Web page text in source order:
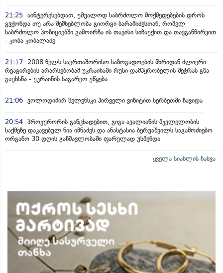
21:25 აინტერესებდათ, უშუალოდ საბრძოლო მოქმედებების დროს
გვქონდა თუ არა შემხებლობა გიორგი ბარამიძესთან, რომელ
საბრძოლო პოზიციებში გამოირჩა ის თავისი სიჩაუქით და თავგანწირვით
- კობა კობალაძე
21:17
2008 წელს საერთაშორისო საზოგადოების მხრიდან ძლიერი
რეაგირების არარსებობამ უკრაინაში რუსი დამპყრობელის შეჭრას გზა
გაუხსნა - უკრაინის საგარეო უწყება
21:06 ვოლოდიმირ ზელენსკი პირველი ვიზიტით სერბეთში ჩავიდა
20:54 პროკურორის განცხადებით, გიგა ავალიანის მკვლელობის
საქმეზე დაკავებულ ნია იმნაძეს და ანასტასია ბერუაშვილს საგამოძიებო
ორგანო 30 დღის განმავლობაში ფარულად უსმენდა
ყველა სიახლის ნახვა